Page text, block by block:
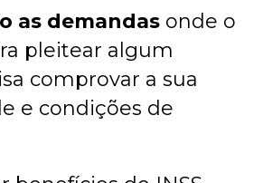
as demandas onde o
pleitear algum
comprovar a sua
e condições de